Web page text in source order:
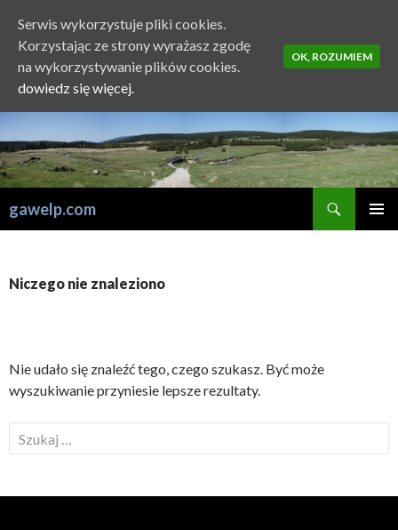
gawelp.com
Niczego nie znaleziono
Nie udało się znaleźć tego, czego szukasz. Być może
wyszukiwanie przyniesie lepsze rezultaty.
z
k
Serwis wykorzystuje pliki cookies.
Korzystając ze strony wyrażasz zgodę
na wykorzystywanie plików cookies.
dowiedz się więcej.
OK, ROZUMIEM